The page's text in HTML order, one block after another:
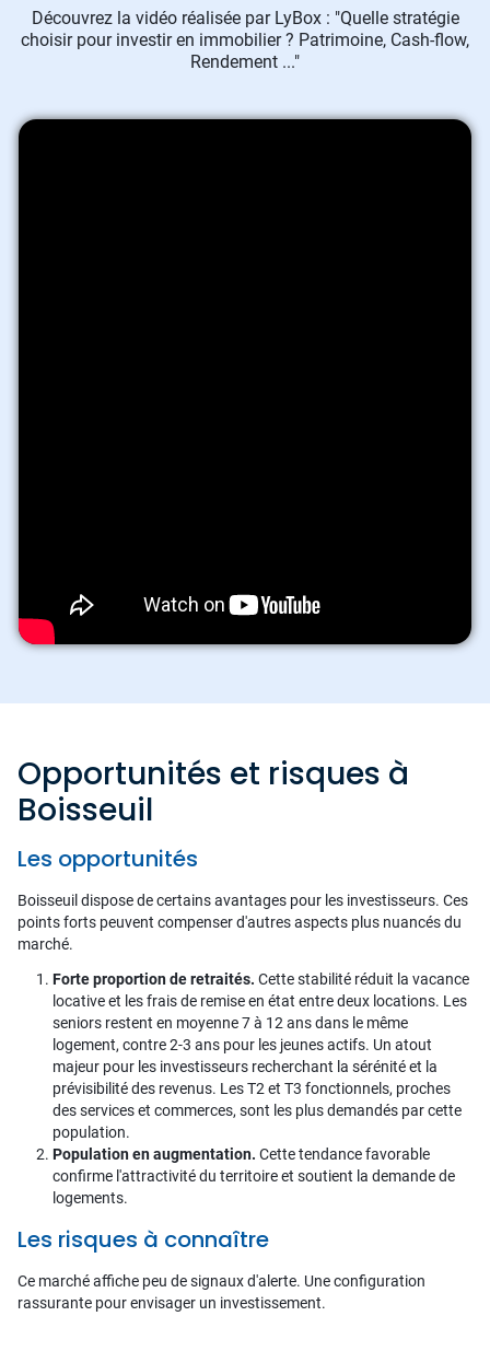
Découvrez la vidéo réalisée par LyBox : "Quelle stratégie
choisir pour investir en immobilier ? Patrimoine, Cash-flow,
Rendement ..."
Opportunités et risques à
Boisseuil
Les opportunités
Boisseuil dispose de certains avantages pour les investisseurs. Ces
points forts peuvent compenser d'autres aspects plus nuancés du
marché.
Forte proportion de retraités. Cette stabilité réduit la vacance
locative et les frais de remise en état entre deux locations. Les
seniors restent en moyenne 7 à 12 ans dans le même
logement, contre 2-3 ans pour les jeunes actifs. Un atout
majeur pour les investisseurs recherchant la sérénité et la
prévisibilité des revenus. Les T2 et T3 fonctionnels, proches
des services et commerces, sont les plus demandés par cette
population.
Population en augmentation. Cette tendance favorable
confirme l'attractivité du territoire et soutient la demande de
logements.
Les risques à connaître
Ce marché affiche peu de signaux d'alerte. Une configuration
rassurante pour envisager un investissement.